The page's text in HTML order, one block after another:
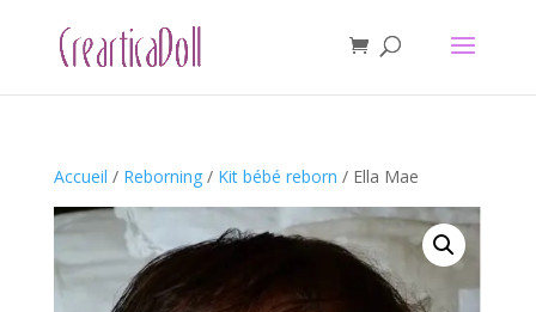
Accueil / Reborning/ Kit bébé reborn / Ella Mae